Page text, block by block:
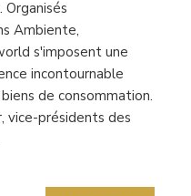
Ambiente,
s'imposent une
incontournable
de consommation.
vice-présidents des